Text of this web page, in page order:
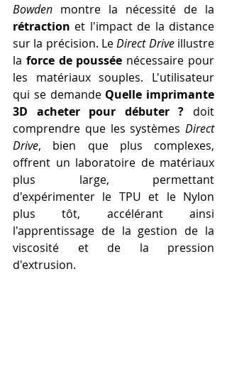
Bowden
rétraction et l'impact de la distance
sur la précision. Le Direct Drive illustre
la force de poussée nécessaire pour
les matériaux souples. L'utilisateur
qui se demande Quelle imprimante
3D acheter pour débuter ? doit
comprendre que les systèmes Direct
Drive, bien que plus complexes,
offrent un laboratoire de matériaux
plus large, permettant
d'expérimenter le TPU et le Nylon
plus tôt, accélérant ainsi
l'apprentissage de la gestion de la
viscosité et de la pression
d'extrusion.